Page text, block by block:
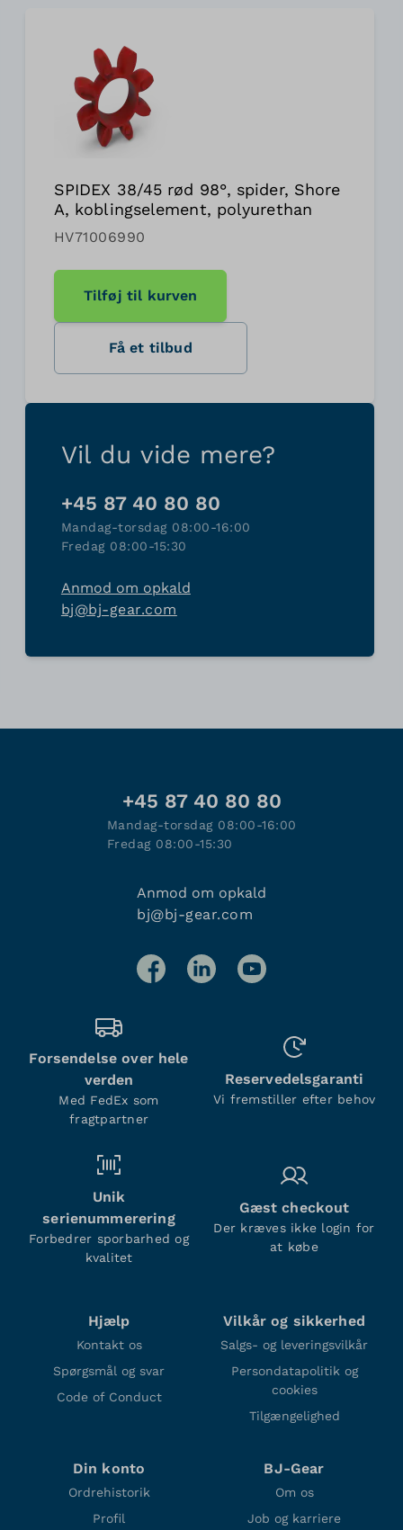
SPIDEX 38/45 rød 98°, spider, Shore
A, koblingselement, polyurethan
HV71006990
Tilføj til kurven
Få et tilbud
Vil du vide mere?
+45 87 40 80 80
Mandag-torsdag 08:00-16:00
Fredag 08:00-15:30
Anmod om opkald
bj@bj-gear.com
+45 87 40 80 80
Mandag-torsdag 08:00-16:00
Fredag 08:00-15:30
Anmod om opkald
bj@bj-gear.com
Forsendelse over hele
verden
Med FedEx som
fragtpartner
Reservedelsgaranti
Vi fremstiller efter behov
Unik
serienummerering
Forbedrer sporbarhed og
kvalitet
Gæst checkout
Der kræves ikke login for
at købe
Hjælp
Kontakt os
Spørgsmål og svar
Code of Conduct
Vilkår og sikkerhed
Salgs- og leveringsvilkår
Persondatapolitik og
cookies
Tilgængelighed
Din konto
Ordrehistorik
Profil
BJ-Gear
Om os
Job og karriere